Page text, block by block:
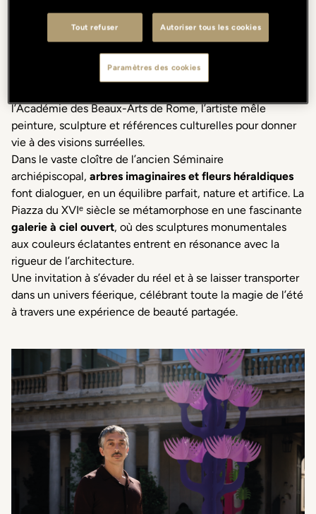
ARCIPELAGO BOTANICO
L’événement dédié à l’été italienest de retour à Portrait
Arcipelago Botanico, l’installation in situ
l’Académie des Beaux-Arts de Rome, l’artiste mêle
peinture, sculpture et références culturelles pour donner
vie à des visions surréelles.
Dans le vaste cloître de l’ancien Séminaire
archiépiscopal, arbres imaginaires et fleurs héraldiques
font dialoguer, en un équilibre parfait, nature et artifice. La
Piazza du XVIᵉ siècle se métamorphose en une fascinante
galerie à ciel ouvert, où des sculptures monumentales
aux couleurs éclatantes entrent en résonance avec la
rigueur de l’architecture.
Une invitation à s’évader du réel et à se laisser transporter
dans un univers féerique, célébrant toute la magie de l’été
à travers une expérience de beauté partagée.
Tout refuser Autoriser tous les cookies
Paramètres des cookies